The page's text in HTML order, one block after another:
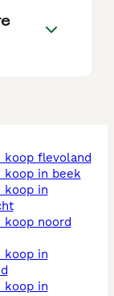
koop flevoland
koop in beek